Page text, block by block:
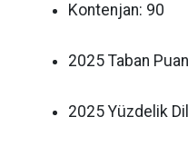
Kontenjan: 90
2025 Taban
2025 Yüzdelik